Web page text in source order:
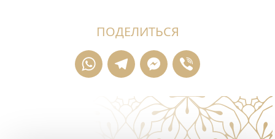
ПОДЕЛИТЬСЯ
WhatsApp
Telegram
Messenger